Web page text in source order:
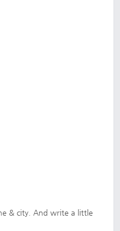
& city. And write a little